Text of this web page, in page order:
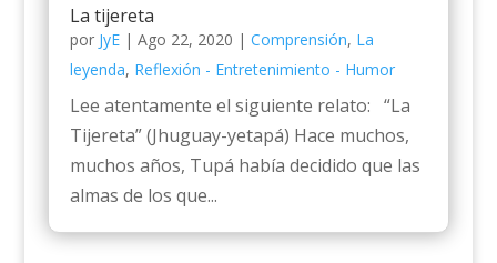
La tijereta
por JyE| Ago 22, 2020 | Comprensión, La
leyenda, Reflexión - Entretenimiento - Humor
Lee atentamente el siguiente relato: “La
Tijereta” (Jhuguay-yetapá) Hace muchos,
muchos años, Tupá había decidido que las
almas de los que...